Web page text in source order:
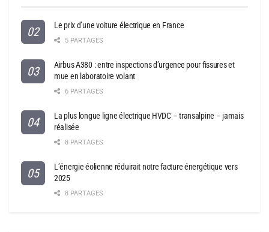
Le prix d’une voiture électrique en France
5 PARTAGES
Airbus A380 : entre inspections d’urgence pour fissures et
mue en laboratoire volant
6 PARTAGES
La plus longue ligne électrique HVDC – transalpine – jamais
réalisée
8 PARTAGES
L’énergie éolienne réduirait notre facture énergétique vers
2025
8 PARTAGES